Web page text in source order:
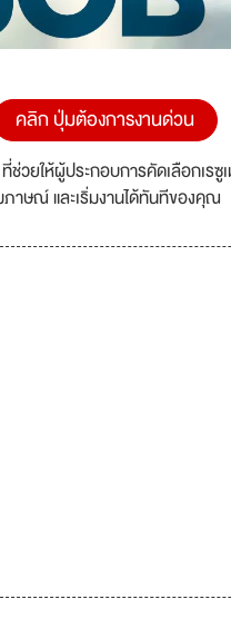
คลิก ปุ่มต้องการงานด่วน
ที่ช่วยให้ผู้ประกอบการคัดเลือกเร
าษณ์ และเริ่มงานได้ทันทีของคุณ